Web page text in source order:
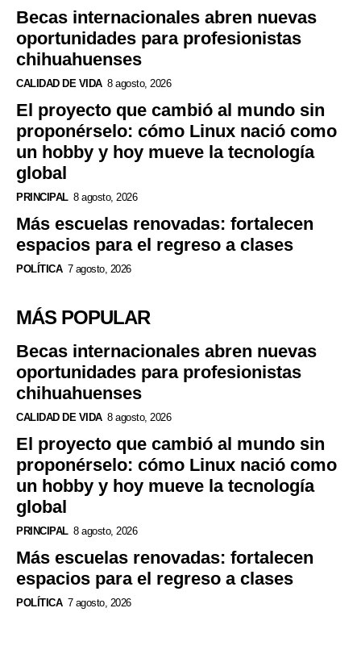
Becas internacionales abren nuevas
oportunidades para profesionistas
chihuahuenses
CALIDAD DE VIDA 8 agosto, 2026
El proyecto que cambió al mundo sin
proponérselo: cómo Linux nació como
un hobby y hoy mueve la tecnología
global
PRINCIPAL 8 agosto, 2026
Más escuelas renovadas: fortalecen
espacios para el regreso a clases
POLÍTICA 7 agosto, 2026
MÁS POPULAR
Becas internacionales abren nuevas
oportunidades para profesionistas
chihuahuenses
CALIDAD DE VIDA 8 agosto, 2026
El proyecto que cambió al mundo sin
proponérselo: cómo Linux nació como
un hobby y hoy mueve la tecnología
global
PRINCIPAL 8 agosto, 2026
Más escuelas renovadas: fortalecen
espacios para el regreso a clases
POLÍTICA 7 agosto, 2026